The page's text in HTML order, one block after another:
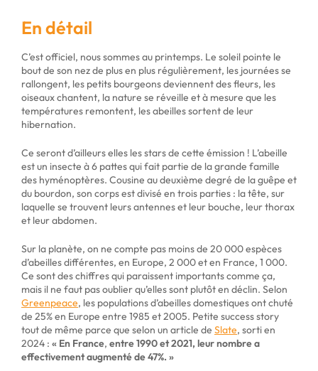
En détail
C’est officiel, nous sommes au printemps. Le soleil pointe le
bout de son nez de plus en plus régulièrement, les journées se
rallongent, les petits bourgeons deviennent des fleurs, les
oiseaux chantent, la nature se réveille et à mesure que les
températures remontent, les abeilles sortent de leur
hibernation.
Ce seront d’ailleurs elles les stars de cette émission ! L’abeille
est un insecte à 6 pattes qui fait partie de la grande famille
des hyménoptères. Cousine au deuxième degré de la guêpe et
du bourdon, son corps est divisé en trois parties : la tête, sur
laquelle se trouvent leurs antennes et leur bouche, leur thorax
et leur abdomen.
Sur la planète, on ne compte pas moins de 20 000 espèces
d’abeilles différentes, en Europe, 2 000 et en France, 1 000.
Ce sont des chiffres qui paraissent importants comme ça,
mais il ne faut pas oublier qu’elles sont plutôt en déclin. Selon
Greenpeace, les populations d’abeilles domestiques ont chuté
de 25% en Europe entre 1985 et 2005. Petite success story
tout de même parce que selon un article de Slate, sorti en
2024 : « En France, entre 1990 et 2021, leur nombre a
effectivement augmenté de 47%. »